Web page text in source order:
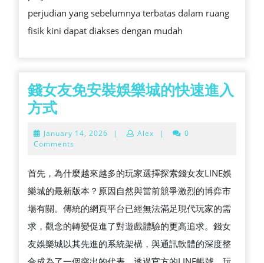
perjudian yang sebelumnya terbatas dalam ruang
fisik kini dapat diakses dengan mudah
錢女友免安裝娛樂城的快速進入
方式錢
友
安
裝
娛
樂
城
January 14, 2026 January
| Alex |
0
Comments
首先，為什麼越來越多的玩家選擇探索錢女友LINE娛
樂城的最新版本？原因自然與當前競爭激烈的博弈市
場有關。傳統的網頁平台已經無法滿足現代玩家的需
求，觀念的轉變促進了對遊戲體驗的更高追求。錢女
友娛樂城以其先進的系統架構，與通訊軟體的深度整